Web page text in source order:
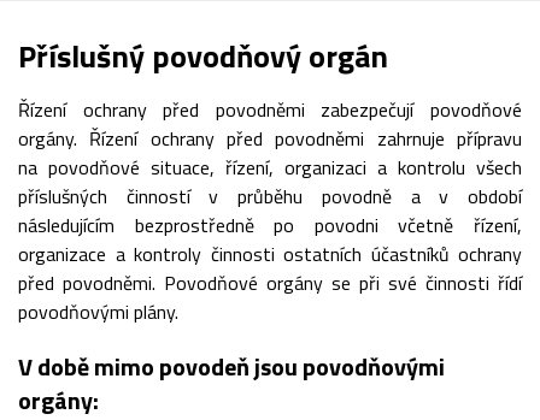
Příslušný povodňový orgán
Řízení ochrany před povodněmi zabezpečují povodňové
orgány. Řízení ochrany před povodněmi zahrnuje přípravu
na povodňové situace, řízení, organizaci a kontrolu všech
příslušných činností v průběhu povodně a v období
následujícím bezprostředně po povodni včetně řízení,
organizace a kontroly činnosti ostatních účastníků ochrany
před povodněmi. Povodňové orgány se při své činnosti řídí
povodňovými plány.
V době mimo povodeň jsou povodňovými
orgány: